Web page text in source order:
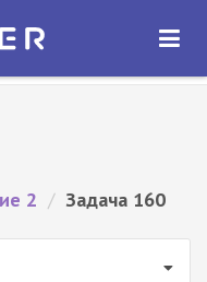
ОТКРЫТЬ
2 / Задача 160